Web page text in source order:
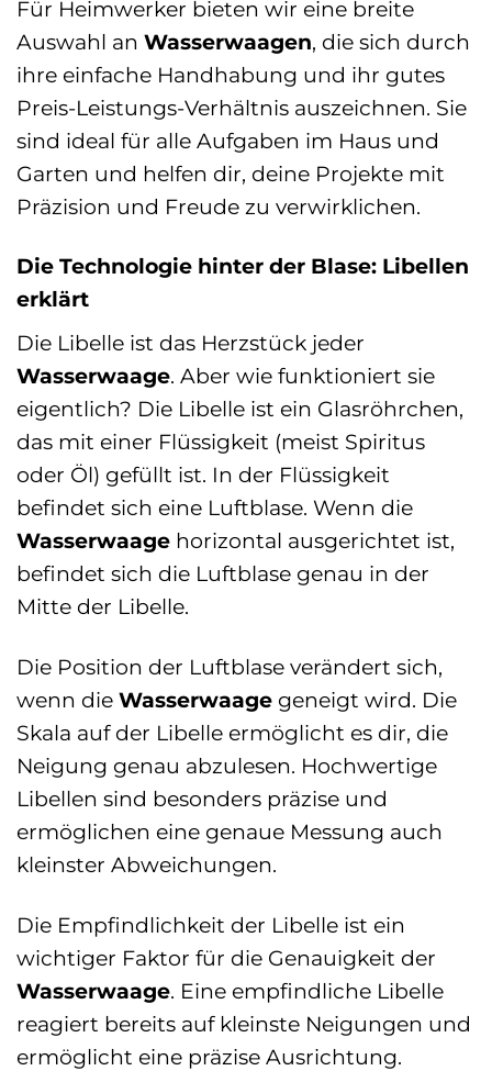
Für Heimwerker bieten wir eine breite
Auswahl an Wasserwaagen, die sich durch
ihre einfache Handhabung und ihr gutes
Preis-Leistungs-Verhältnis auszeichnen. Sie
sind ideal für alle Aufgaben im Haus und
Garten und helfen dir, deine Projekte mit
Präzision und Freude zu verwirklichen.
Die Technologie hinter der Blase: Libellen
erklärt
Die Libelle ist das Herzstück jeder
Wasserwaage. Aber wie funktioniert sie
eigentlich? Die Libelle ist ein Glasröhrchen,
das mit einer Flüssigkeit (meist Spiritus
oder Öl) gefüllt ist. In der Flüssigkeit
befindet sich eine Luftblase. Wenn die
Wasserwaage horizontal ausgerichtet ist,
befindet sich die Luftblase genau in der
Mitte der Libelle.
Die Position der Luftblase verändert sich,
wenn die Wasserwaage geneigt wird. Die
Skala auf der Libelle ermöglicht es dir, die
Neigung genau abzulesen. Hochwertige
Libellen sind besonders präzise und
ermöglichen eine genaue Messung auch
kleinster Abweichungen.
Die Empfindlichkeit der Libelle ist ein
wichtiger Faktor für die Genauigkeit der
Wasserwaage. Eine empfindliche Libelle
reagiert bereits auf kleinste Neigungen und
ermöglicht eine präzise Ausrichtung.